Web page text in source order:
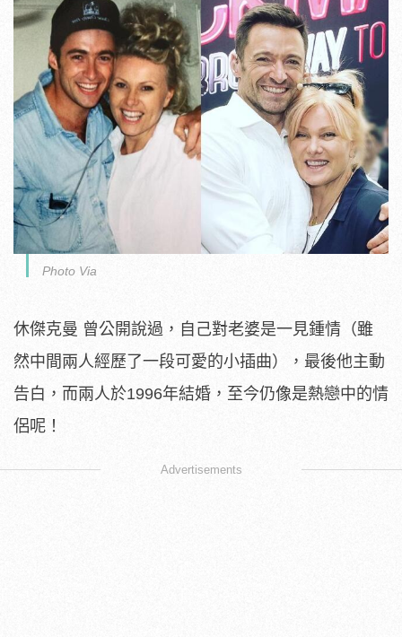
Photo Via
休傑克曼 曾公開說過，自己對老婆是一見鍾情（雖
然中間兩人經歷了一段可愛的小插曲），最後他主動
告白，而兩人於1996年結婚，至今仍像是熱戀中的情
侶呢！
Advertisements